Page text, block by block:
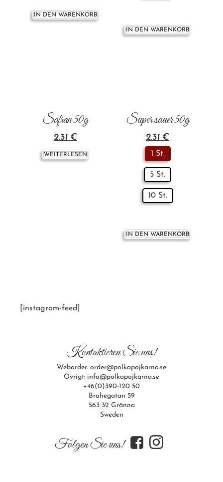
IN DEN WARENKORB
IN DEN WARENKORB
Safran 50g
2.31 €
WEITERLESEN
Super sauer 50g
2.31 €
1 St.
5 St.
10 St.
IN DEN WARENKORB
[instagram-feed]
Kontaktieren Sie uns!
Weborder: order@polkapojkarna.se
Övrigt: info@polkapojkarna.se
+46(0)390-120 50
Brahegatan 59
563 32 Gränna
Sweden
Folgen Sie uns! f i